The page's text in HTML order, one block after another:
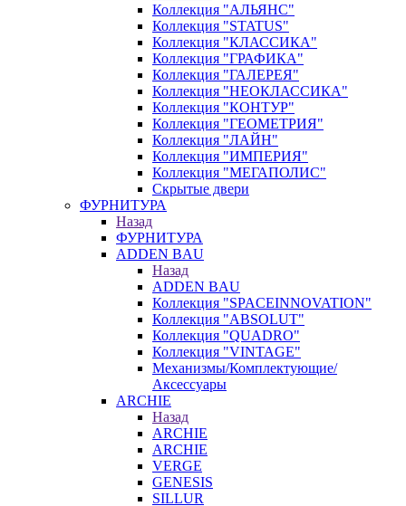
Коллекция "АЛЬЯНС"
Коллекция "STATUS"
Коллекция "КЛАССИКА"
Коллекция "ГРАФИКА"
Коллекция "ГАЛЕРЕЯ"
Коллекция "НЕОКЛАССИКА"
Коллекция "КОНТУР"
Коллекция "ГЕОМЕТРИЯ"
Коллекция "ЛАЙН"
Коллекция "ИМПЕРИЯ"
Коллекция "МЕГАПОЛИС"
Скрытые двери
ФУРНИТУРА
Назад
ФУРНИТУРА
ADDEN BAU
Назад
ADDEN BAU
Коллекция "SPACEINNOVATION"
Коллекция "ABSOLUT"
Коллекция "QUADRO"
Коллекция "VINTAGE"
Механизмы/Комплектующие/
Аксессуары
ARCHIE
Назад
ARCHIE
ARCHIE
VERGE
GENESIS
SILLUR